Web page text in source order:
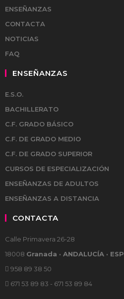
ENSEÑANZAS
CONTACTA
NOTICIAS
FAQ
ENSEÑANZAS
E.S.O.
BACHILLERATO
C.F. GRADO BÁSICO
C.F. DE GRADO MEDIO
C.F. DE GRADO SUPERIOR
CURSOS DE ESPECIALIZACIÓN
ENSEÑANZAS DE ADULTOS
ENSEÑANZAS A DISTANCIA
CONTACTA
Calle Primavera 26-28
18008 Granada · ANDALUCÍA · ESP
958 89 38 50
671 53 89 83 - 671 53 89 84